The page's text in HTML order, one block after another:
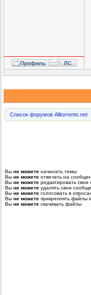
Список форумов Alltorrents.net
Вы не можете начинать темы
Вы не можете отвечать на
Вы не можете редактировать
Вы не можете удалять свои
Вы не можете голосовать в
Вы не можете прикреплять файлы
Вы не можете скачивать файлы